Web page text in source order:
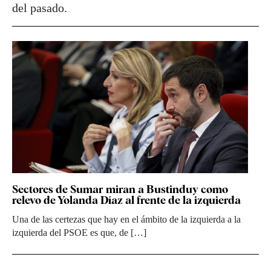
del pasado.
Sectores de Sumar miran a Bustinduy como
relevo de Yolanda Díaz al frente de la izquierda
Una de las certezas que hay en el ámbito de la izquierda a la
izquierda del PSOE es que, de […]